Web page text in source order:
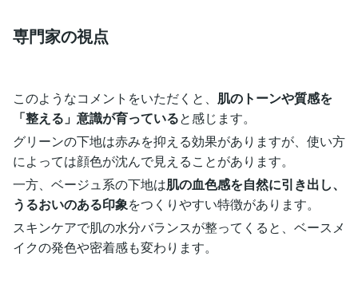
専門家の視点
このようなコメントをいただくと、 肌のトーンや質感を
「整える」意識が育っていると感じます。
グリーンの下地は赤みを抑える効果がありますが、使い方
によっては顔色が沈んで見えることがあります。
一方、ベージュ系の下地は肌の血色感を自然に引き出し、
うるおいのある印象をつくりやすい特徴があります。
スキンケアで肌の水分バランスが整ってくると、ベースメ
イクの発色や密着感も変わります。